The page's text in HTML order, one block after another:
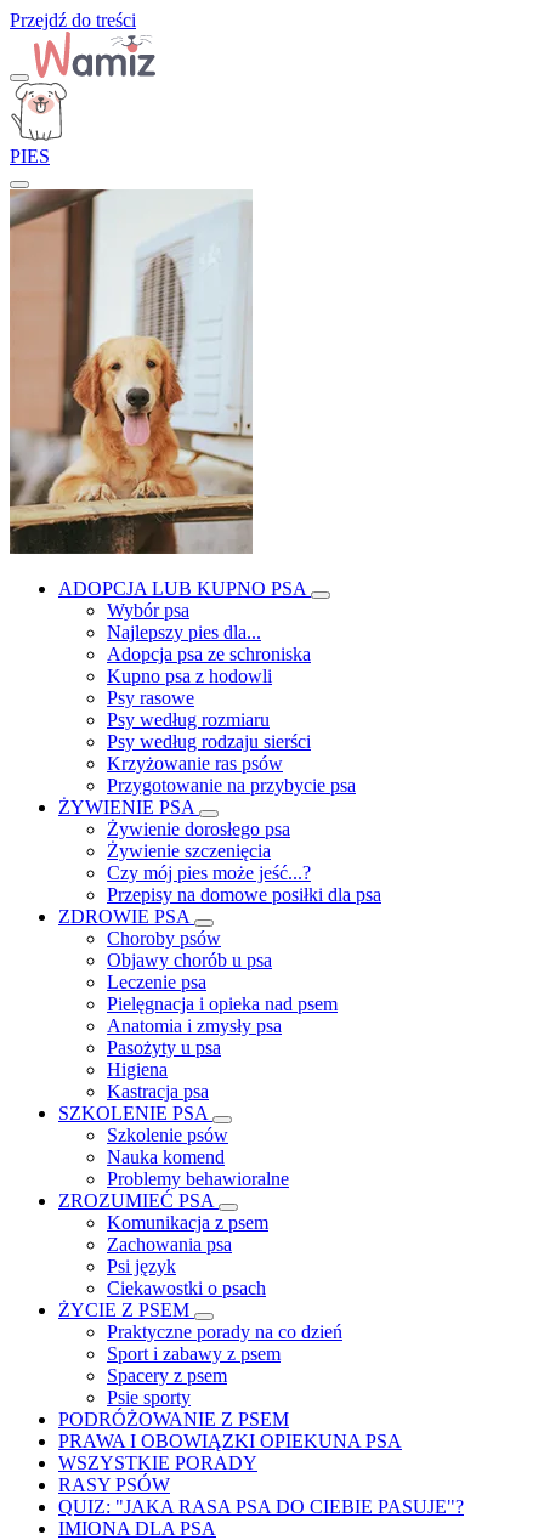
Przejdź do treści
PIES
ADOPCJA LUB KUPNO PSA
Wybór psa
Najlepszy pies dla...
Adopcja psa ze schroniska
Kupno psa z hodowli
Psy rasowe
Psy według rozmiaru
Psy według rodzaju sierści
Krzyżowanie ras psów
Przygotowanie na przybycie psa
ŻYWIENIE PSA
Żywienie dorosłego psa
Żywienie szczenięcia
Czy mój pies może jeść...?
Przepisy na domowe posiłki dla psa
ZDROWIE PSA
Choroby psów
Objawy chorób u psa
Leczenie psa
Pielęgnacja i opieka nad psem
Anatomia i zmysły psa
Pasożyty u psa
Higiena
Kastracja psa
SZKOLENIE PSA
Szkolenie psów
Nauka komend
Problemy behawioralne
ZROZUMIEĆ PSA
Komunikacja z psem
Zachowania psa
Psi język
Ciekawostki o psach
ŻYCIE Z PSEM
Praktyczne porady na co dzień
Sport i zabawy z psem
Spacery z psem
Psie sporty
PODRÓŻOWANIE Z PSEM
PRAWA I OBOWIĄZKI OPIEKUNA PSA
WSZYSTKIE PORADY
RASY PSÓW
QUIZ: "JAKA RASA PSA DO CIEBIE PASUJE"?
IMIONA DLA PSA